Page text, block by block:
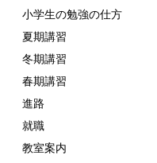
小学生の勉強の仕方
夏期講習
冬期講習
春期講習
進路
就職
教室案内